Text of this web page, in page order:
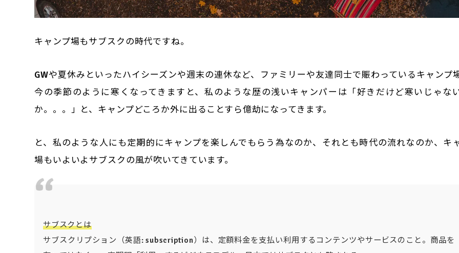
キャンプ場もサブスクの時代ですね。
GWや夏休みといったハイシーズンや週末の連休など、ファミリーや友達同士で賑わっているキャンプ
今の季節のように寒くなってきますと、私のような歴の浅いキャンパーは「好きだけど寒いじゃな
か。。。」と、キャンプどころか外に出ることすら億劫になってきます。
と、私のような人にも定期的にキャンプを楽しんでもらう為なのか、それとも時代の流れなのか、キ
場もいよいよサブスクの風が吹いてきています。
サブスクとは
サブスクリプション（英語: subscription）は、定額料金を支払い利用するコンテンツやサービスのこと。商品を